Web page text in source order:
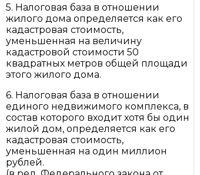
5. Налоговая база в отношении
жилого дома определяется как его
кадастровая стоимость,
уменьшенная на величину
кадастровой стоимости 50
квадратных метров общей площади
этого жилого дома.
6. Налоговая база в отношении
единого недвижимого комплекса, в
состав которого входит хотя бы один
жилой дом, определяется как его
кадастровая стоимость,
уменьшенная на один миллион
рублей.